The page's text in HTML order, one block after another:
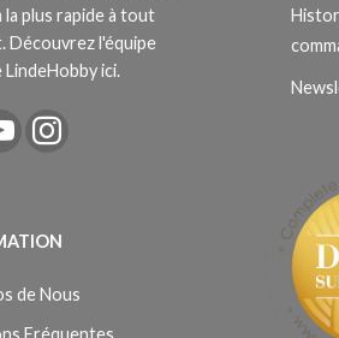
la plus rapide à tout
Découvrez l'équipe
ici.
de Nous